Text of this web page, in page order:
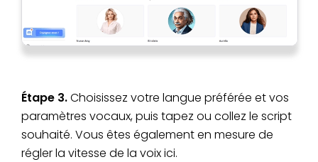
Étape 3.Choisissez votre langue préférée et vos
paramètres vocaux, puis tapez ou collez le script
souhaité. Vous êtes également en mesure de
régler la vitesse de la voix ici.